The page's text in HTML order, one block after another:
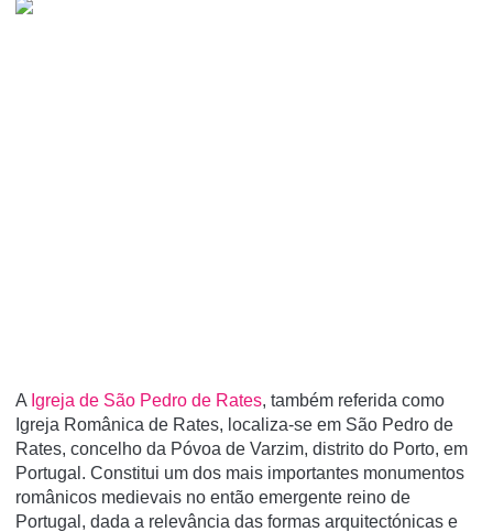
A Igreja de São Pedro de Rates, também referida como
Igreja Românica de Rates, localiza-se em São Pedro de
Rates, concelho da Póvoa de Varzim, distrito do Porto, em
Portugal. Constitui um dos mais importantes monumentos
românicos medievais no então emergente reino de
Portugal, dada a relevância das formas arquitectónicas e